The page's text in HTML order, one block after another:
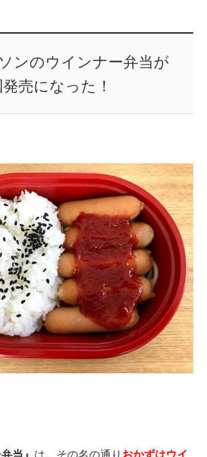
ンのウインナー弁当が
売になった！
当』 は、その名の通り おかずはウイ